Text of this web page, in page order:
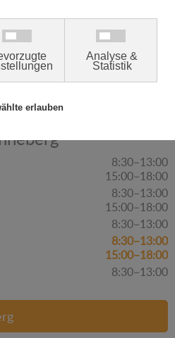
8:30–13:00
15:00–18:00
8:30–13:00
15:00–18:00
8:30–13:00
8:30–13:00
15:00–18:00
8:30–13:00